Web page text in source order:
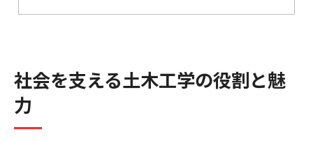
三力を学ぶことで広がる土木の世界
社会を支える土木工学の役割と魅
力